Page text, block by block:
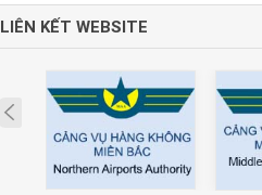
LIÊN KẾT WEBSITE
Prev